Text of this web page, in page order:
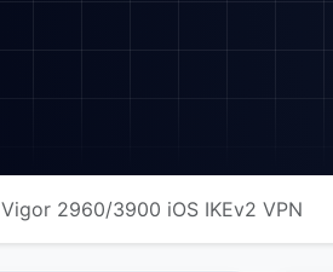
Vigor 2960/3900 iOS IKEv2 VPN